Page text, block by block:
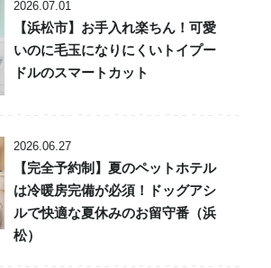
2026.07.01
【浜松市】お手入れ楽ちん！可愛
いのに毛玉になりにくいトイプー
ドルのスマートカット
2026.06.27
【完全予約制】夏のペットホテル
は冷暖房完備が必須！ドッグアシ
ルで快適な夏休みのお留守番（浜
松）